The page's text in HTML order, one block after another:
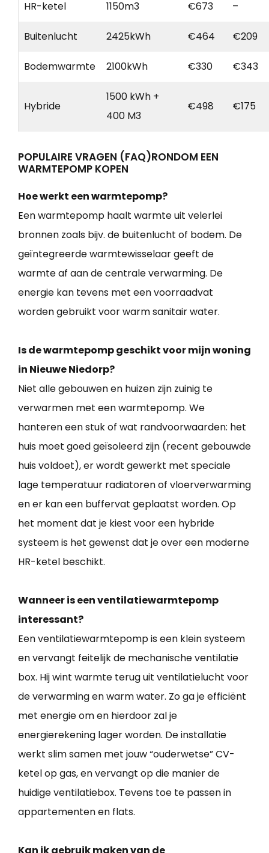
HR-ketel 1150m3 €673 –
Buitenlucht 2425kWh €464 €209
Bodemwarmte 2100kWh €330 €343
Hybride
1500 kWh +
400 M3
€498 €175
POPULAIRE VRAGEN (FAQ)RONDOM EEN
WARMTEPOMP KOPEN
Hoe werkt een warmtepomp?
Een warmtepomp haalt warmte uit velerlei
bronnen zoals bijv. de buitenlucht of bodem. De
geïntegreerde warmtewisselaar geeft de
warmte af aan de centrale verwarming. De
energie kan tevens met een voorraadvat
worden gebruikt voor warm sanitair water.
Is de warmtepomp geschikt voor mijn woning
in Nieuwe Niedorp?
Niet alle gebouwen en huizen zijn zuinig te
verwarmen met een warmtepomp. We
hanteren een stuk of wat randvoorwaarden: het
huis moet goed geïsoleerd zijn (recent gebouwde
huis voldoet), er wordt gewerkt met speciale
lage temperatuur radiatoren of vloerverwarming
en er kan een buffervat geplaatst worden. Op
het moment dat je kiest voor een hybride
systeem is het gewenst dat je over een moderne
HR-ketel beschikt.
Wanneer is een ventilatiewarmtepomp
interessant?
Een ventilatiewarmtepomp is een klein systeem
en vervangt feitelijk de mechanische ventilatie
box. Hij wint warmte terug uit ventilatielucht voor
de verwarming en warm water. Zo ga je efficiënt
met energie om en hierdoor zal je
energierekening lager worden. De installatie
werkt slim samen met jouw “ouderwetse” CV-
ketel op gas, en vervangt op die manier de
huidige ventilatiebox. Tevens toe te passen in
appartementen en flats.
Kan ik gebruik maken van de